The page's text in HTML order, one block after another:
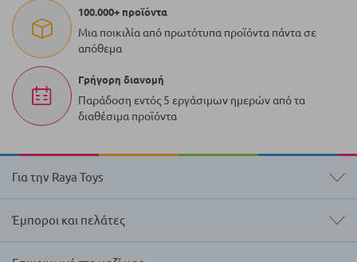
100.000+ προϊόντα
Μια ποικιλία από πρωτότυπα προϊόντα πάντα σε
απόθεμα
Γρήγορη διανομή
Παράδοση εντός 5 εργάσιμων ημερών από τα
διαθέσιμα προϊόντα
Για την Raya Toys
Έμποροι και πελάτες